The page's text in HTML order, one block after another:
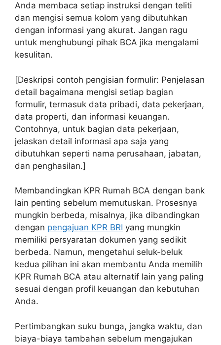
Anda membaca setiap instruksi dengan teliti
dan mengisi semua kolom yang dibutuhkan
dengan informasi yang akurat. Jangan ragu
untuk menghubungi pihak BCA jika mengalami
kesulitan.
[Deskripsi contoh pengisian formulir: Penjelasan
detail bagaimana mengisi setiap bagian
formulir, termasuk data pribadi, data pekerjaan,
data properti, dan informasi keuangan.
Contohnya, untuk bagian data pekerjaan,
jelaskan detail informasi apa saja yang
dibutuhkan seperti nama perusahaan, jabatan,
dan penghasilan.]
Membandingkan KPR Rumah BCA dengan bank
lain penting sebelum memutuskan. Prosesnya
mungkin berbeda, misalnya, jika dibandingkan
dengan pengajuan KPR BRI yang mungkin
memiliki persyaratan dokumen yang sedikit
berbeda. Namun, mengetahui seluk-beluk
kedua pilihan ini akan membantu Anda memilih
KPR Rumah BCA atau alternatif lain yang paling
sesuai dengan profil keuangan dan kebutuhan
Anda.
Pertimbangkan suku bunga, jangka waktu, dan
biaya-biaya tambahan sebelum mengajukan